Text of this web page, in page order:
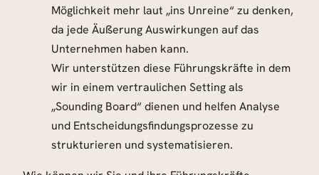
Möglichkeit mehr laut „ins Unreine“ zu denken,
da jede Äußerung Auswirkungen auf das
Unternehmen haben kann.
Wir unterstützen diese Führungskräfte in dem
wir in einem vertraulichen Setting als
„Sounding Board“ dienen und helfen Analyse
und Entscheidungsfindungsprozesse zu
strukturieren und systematisieren.